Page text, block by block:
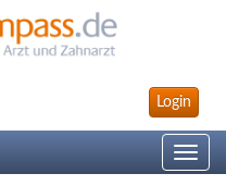
Login
Toggle